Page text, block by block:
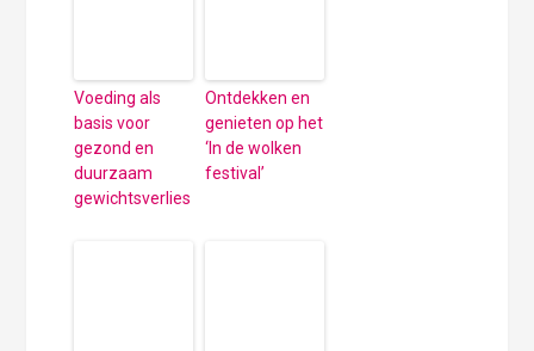
Voeding als
basis voor
gezond en
duurzaam
gewichtsverlies
Ontdekken en
genieten op het
‘In de wolken
festival’